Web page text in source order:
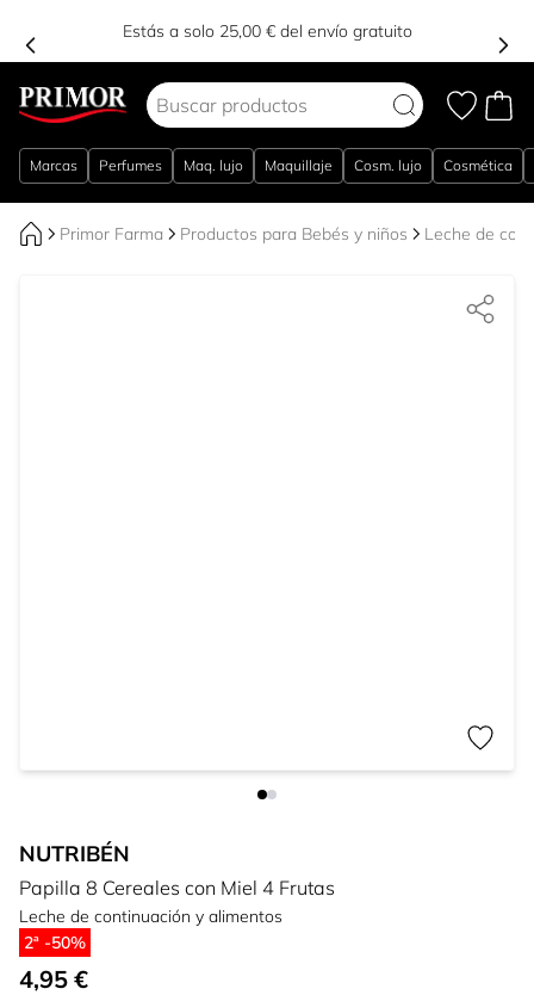
Estás a solo 25,00 € del envío gratuito
Marcas Perfumes Maq. lujo Maquillaje Cosm. lujo Cosmética
Primor Farma Productos para Bebés y niños Leche de
NUTRIBÉN
Papilla 8 Cereales con Miel 4 Frutas
Leche de continuación y alimentos
2ª -50%
4,95 €